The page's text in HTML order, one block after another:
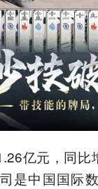
亿元，同比
是中国国际